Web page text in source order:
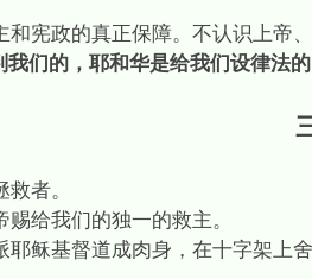
和宪政的真正保障。不认识上帝
我们的，耶和华是给我们设律法
者。
给我们的独一的救主。
耶稣基督道成肉身，在十字架上